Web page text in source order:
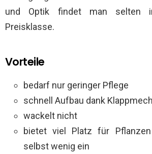
und Optik findet man selten
Preisklasse.
Vorteile
bedarf nur geringer Pflege
schnell Aufbau dank
wackelt nicht
bietet viel Platz für
selbst wenig ein